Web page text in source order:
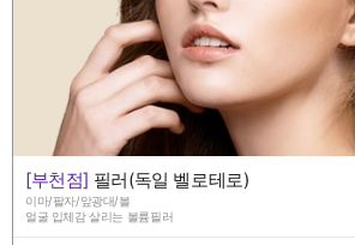
[부천점] 필러(독일 벨로테로)
이마/팔자/앞광대/볼
얼굴 입체감 살리는 볼륨필러